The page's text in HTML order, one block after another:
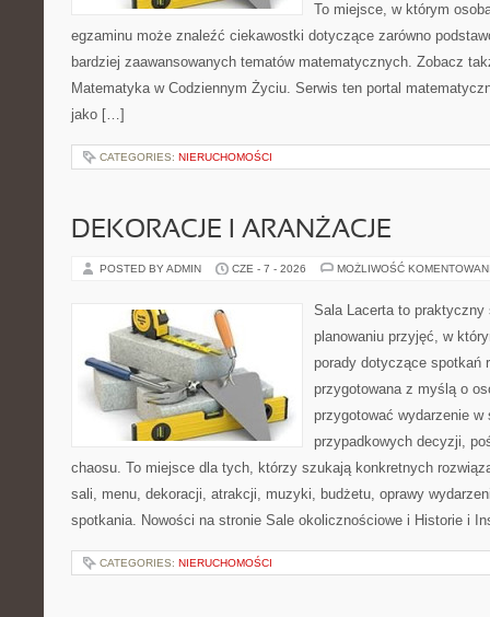
To miejsce, w którym
egzaminu może znaleźć ciekawostki dotyczące zarówno
bardziej zaawansowanych tematów matematycznych. Zobacz
Matematyka w Codziennym Życiu. Serwis ten portal
jako […]
CATEGORIES: NIERUCHOMOŚCI
DEKORACJE I ARANŻACJE
POSTED BY ADMIN CZE - 7 - 2026 MOŻLIWOŚĆ
Sala Lacerta to praktyczny
planowaniu przyjęć, w
porady dotyczące spotkań
przygotowana z myślą o
przygotować wydarzenie
przypadkowych decyzji,
chaosu. To miejsce dla tych, którzy szukają konkretnych
sali, menu, dekoracji, atrakcji, muzyki, budżetu, oprawy
spotkania. Nowości na stronie Sale okolicznościowe i Historie i
CATEGORIES: NIERUCHOMOŚCI